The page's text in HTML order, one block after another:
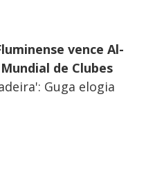
vence Al-
de Clubes
Guga elogia